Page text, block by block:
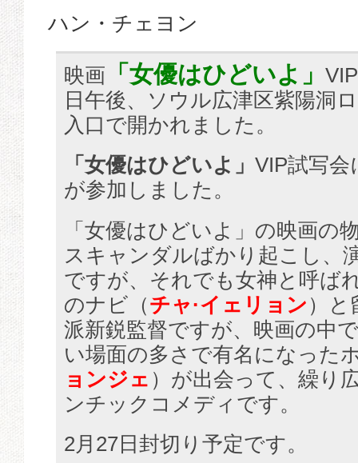
ハン・チェヨン
映画 「女優はひどいよ」
日午後、ソウル広津区紫陽洞
入口で開かれました。
「女優はひどいよ」 VIP試写
が参加しました。
「女優はひどいよ」の映画の
スキャンダルばかり起こし、
ですが、それでも女神と呼ば
のナビ（チャ·イェリョン ）と
派新鋭監督ですが、映画の中
い場面の多さで有名になった
ョンジェ ）が出会って、繰り
ンチックコメディです。
2月27日封切り予定です。